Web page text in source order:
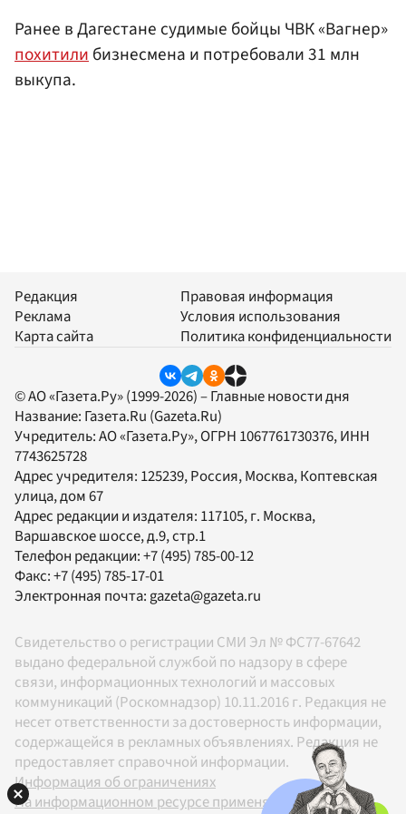
Ранее в Дагестане судимые бойцы ЧВК «Вагнер»
похитилибизнесмена и потребовали 31 млн
выкупа.
Редакция
Реклама
Карта сайта
Правовая информация
Условия использования
Политика конфиденциальности
© АО «Газета.Ру» (1999-2026) – Главные новости дня
Название: Газета.Ru (Gazeta.Ru)
Учредитель:АО «Газета.Ру», ОГРН 1067761730376, ИНН
7743625728
Адрес учредителя: 125239, Россия, Москва, Коптевская
улица, дом 67
Адрес редакции и издателя: 117105, г. Москва,
Варшавское шоссе, д.9, стр.1
Телефон редакции:+7 (495) 785-00-12
Факс:+7 (495) 785-17-01
Электронная почта:gazeta@gazeta.ru
Свидетельство о регистрации СМИ Эл № ФС77-67642
выдано федеральной службой по надзору в сфере
связи, информационных технологий и массовых
коммуникаций (Роскомнадзор) 10.11.2016 г. Редакция не
несет ответственности за достоверность информации,
содержащейся в рекламных объявлениях. Редакция не
предоставляет справочной информации.
Информация об ограничениях
На информационном ресурсе применяются